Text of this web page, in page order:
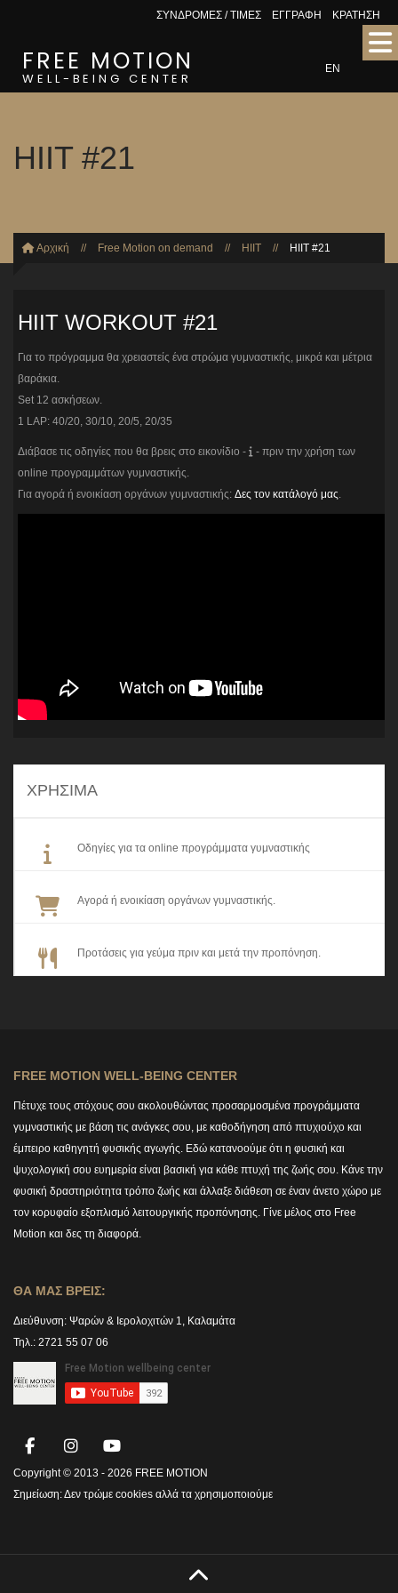
ΣΥΝΔΡΟΜΕΣ / ΤΙΜΕΣ ΕΓΓΡΑΦΗ ΚΡΑΤΗΣΗ
FREE MOTION
WELL-BEING CENTER
EN
HIIT #21
Αρχική // Free Motion on demand // HIIT // HIIT #21
HIIT WORKOUT #21
Για το πρόγραμμα θα χρειαστείς ένα στρώμα γυμναστικής, μικρά και μέτρια
βαράκια.
Set 12 ασκήσεων.
1 LAP: 40/20, 30/10, 20/5, 20/35
Διάβασε τις οδηγίες που θα βρεις στο εικονίδιο -
- πριν την χρήση των
online προγραμμάτων γυμναστικής.
Για αγορά ή ενοικίαση οργάνων γυμναστικής: Δες τον κατάλογό μας.
ΧΡΗΣΙΜΑ
Οδηγίες για τα online προγράμματα γυμναστικής
Αγορά ή ενοικίαση οργάνων γυμναστικής.
Προτάσεις για γεύμα πριν και μετά την προπόνηση.
FREE MOTION WELL-BEING CENTER
Πέτυχε τους στόχους σου ακολουθώντας προσαρμοσμένα προγράμματα
γυμναστικής με βάση τις ανάγκες σου, με καθοδήγηση από πτυχιούχο και
έμπειρο καθηγητή φυσικής αγωγής. Εδώ κατανοούμε ότι η φυσική και
ψυχολογική σου ευημερία είναι βασική για κάθε πτυχή της ζωής σου. Κάνε την
φυσική δραστηριότητα τρόπο ζωής και άλλαξε διάθεση σε έναν άνετο χώρο με
τον κορυφαίο εξοπλισμό λειτουργικής προπόνησης. Γίνε μέλος στο Free
Motion και δες τη διαφορά.
ΘΑ ΜΑΣ ΒΡΕΙΣ:
Διεύθυνση: Ψαρών & Ιερολοχιτών 1, Καλαμάτα
Τηλ.: 2721 55 07 06
Copyright © 2013 - 2026 FREE MOTION
Σημείωση:Δεν τρώμε cookies αλλά τα χρησιμοποιούμε